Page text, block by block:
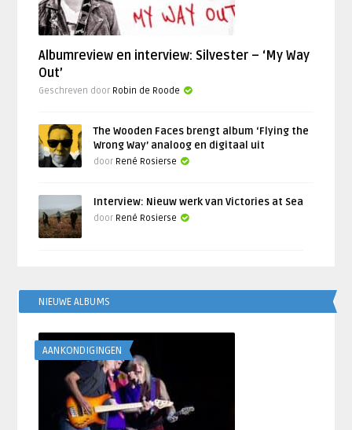
Albumreview en interview: Silvester – ‘My Way
Out’
Geschreven door Robin de Roode
The Wooden Faces brengt album ‘Flying the
Wrong Way’ analoog en digitaal uit
door René Rosierse
Interview: Nieuw werk van Victories at Sea
door René Rosierse
NIEUWE ALBUMS
AANKONDIGINGEN